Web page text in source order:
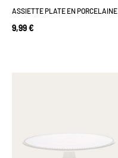
ASSIETTE PLATE EN PORCELAINE
9,99 €